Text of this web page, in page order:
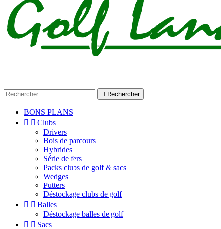
 Rechercher
BONS PLANS
  Clubs
Drivers
Bois de parcours
Hybrides
Série de fers
Packs clubs de golf & sacs
Wedges
Putters
Déstockage clubs de golf
  Balles
Déstockage balles de golf
  Sacs